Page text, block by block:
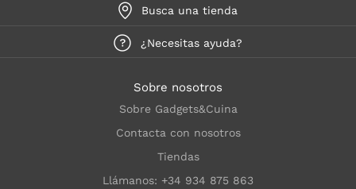
Busca una tienda
¿Necesitas ayuda?
Sobre nosotros
Sobre Gadgets&Cuina
Contacta con nosotros
Tiendas
Llámanos: +34 934 875 863